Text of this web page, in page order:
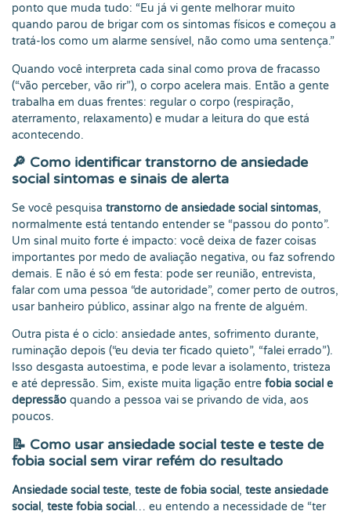
ponto que muda tudo: “Eu já vi gente melhorar muito
quando parou de brigar com os sintomas físicos e começou a
tratá-los como um alarme sensível, não como uma sentença.”
Quando você interpreta cada sinal como prova de fracasso
(“vão perceber, vão rir”), o corpo acelera mais. Então a gente
trabalha em duas frentes: regular o corpo (respiração,
aterramento, relaxamento) e mudar a leitura do que está
acontecendo.
🔎 Como identificar transtorno de ansiedade
social sintomas e sinais de alerta
Se você pesquisa transtorno de ansiedade social sintomas,
normalmente está tentando entender se “passou do ponto”.
Um sinal muito forte é impacto: você deixa de fazer coisas
importantes por medo de avaliação negativa, ou faz sofrendo
demais. E não é só em festa: pode ser reunião, entrevista,
falar com uma pessoa “de autoridade”, comer perto de outros,
usar banheiro público, assinar algo na frente de alguém.
Outra pista é o ciclo: ansiedade antes, sofrimento durante,
ruminação depois (“eu devia ter ficado quieto”, “falei errado”).
Isso desgasta autoestima, e pode levar a isolamento, tristeza
e até depressão. Sim, existe muita ligação entre fobia social e
depressão quando a pessoa vai se privando de vida, aos
poucos.
📝 Como usar ansiedade social teste e teste de
fobia social sem virar refém do resultado
Ansiedade social teste, teste de fobia social, teste ansiedade
social, teste fobia social… eu entendo a necessidade de “ter